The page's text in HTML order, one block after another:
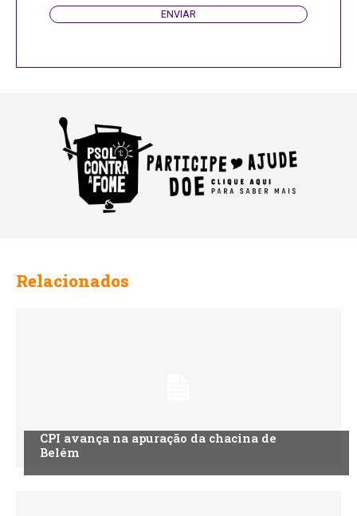
ENVIAR
Relacionados
CPI avança na apuração da chacina de
Belém